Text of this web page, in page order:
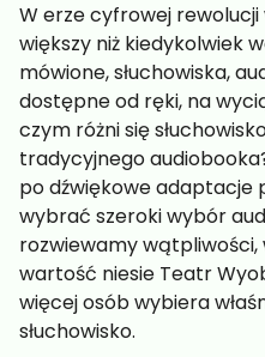
W erze cyfrowej
większy niż kiedykolwiek
mówione, słuchowiska,
dostępne od ręki, na
czym różni się
tradycyjnego
po dźwiękowe adaptacje
wybrać szeroki wybór
rozwiewamy wątpliwości,
wartość niesie Teatr
więcej osób wybiera
słuchowisko.